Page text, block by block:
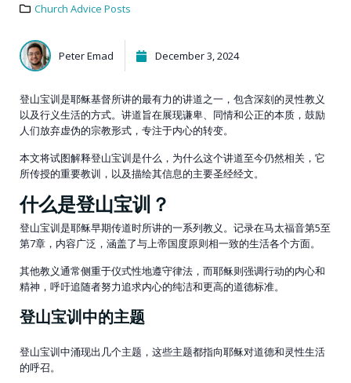
Church Advice Posts
Peter Emad December 3, 2024
登山宝训是耶稣基督所讲的最有力的讲道之一，包含深刻的灵性教义
以及行义生活的方式。讲道旨在展现谦卑、同情和公正的本质，鼓励
人们放弃虚伪的宗教形式，专注于内心的转变。
本文将试图解释登山宝训是什么，为什么这个讲道至今仍然相关，它
所传授的重要教训，以及描绘其信息的主要圣经经文。
什么是登山宝训？
登山宝训是耶稣早期传道时所讲的一系列教义。记录在马太福音第5至
第7章，内容广泛，涵盖了与上帝国度原则相一致的生活各个方面。
其他教义通常侧重于仪式性地遵守律法，而耶稣则强调行动的内心和
精神，呼吁追随者努力追求内心的纯洁和更高的道德标准。
登山宝训中的主题
登山宝训中涌现出几个主题，这些主题都指向耶稣对道德和灵性生活
的呼召。